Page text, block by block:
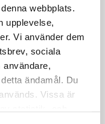
webbplats.
upplevelse,
Vi använder dem
sociala
användare,
ändamål. Du
Vissa är
1/4" 6-kt med
fjäderlås 8mm
utan magnet 8mm